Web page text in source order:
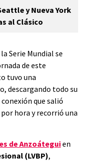
y Nueva York
al Clásico
Serie Mundial se
de este
tuvo una
descargando todo su
que salió
hora y recorrió una
de Anzoáteguien
(LVBP),